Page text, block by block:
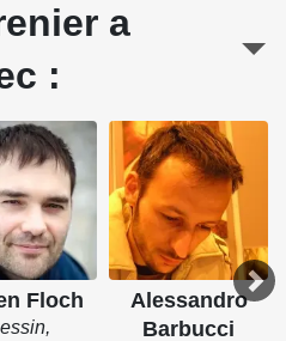
a
:
Floch
Alessandro
Barbucci